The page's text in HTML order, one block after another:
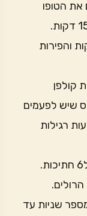
את הטופו
והפירות
קולפן
שיש לפעמים
רגילות
שניות עד